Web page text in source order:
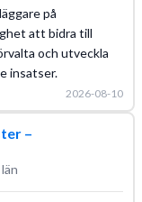
på
att bidra till
och utveckla
insatser.
2026-08-10
–